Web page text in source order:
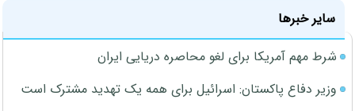
سایر خبرها
شرط مهم آمریکا برای لغو محاصره دریایی ایران
وزیر دفاع پاکستان: اسرائیل برای همه یک تهدید مشترک است